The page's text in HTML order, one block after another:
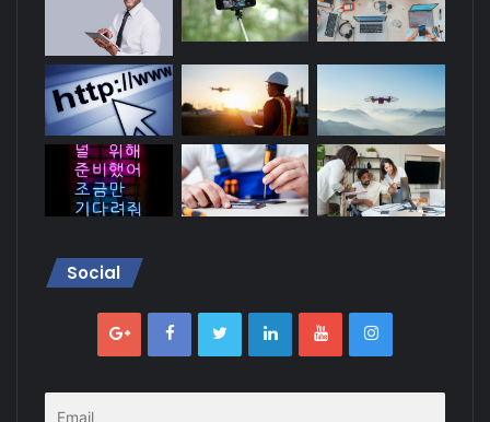
Social